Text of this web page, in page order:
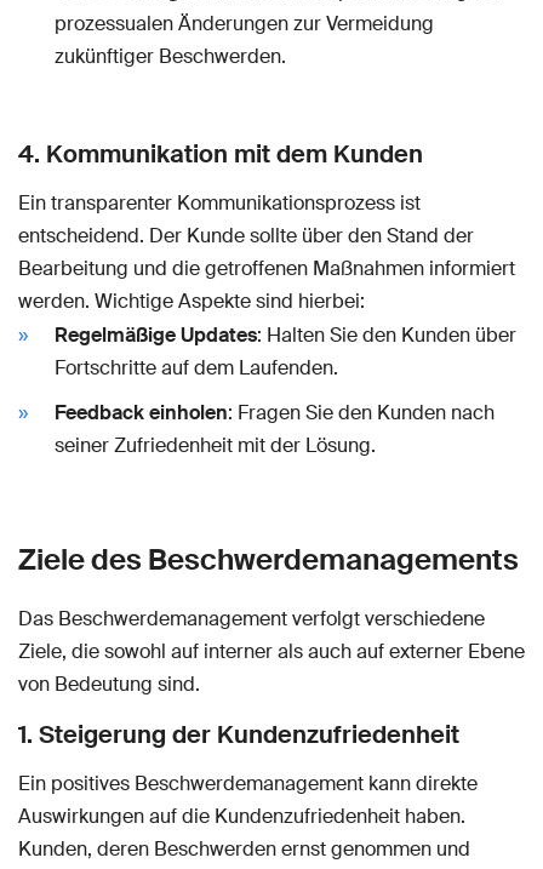
prozessualen Änderungen zur Vermeidung
zukünftiger Beschwerden.
4. Kommunikation mit dem Kunden
Ein transparenter Kommunikationsprozess ist
entscheidend. Der Kunde sollte über den Stand der
Bearbeitung und die getroffenen Maßnahmen informiert
werden. Wichtige Aspekte sind hierbei:
Regelmäßige Updates: Halten Sie den Kunden über
Fortschritte auf dem Laufenden.
Feedback einholen: Fragen Sie den Kunden nach
seiner Zufriedenheit mit der Lösung.
Ziele des Beschwerdemanagements
Das Beschwerdemanagement verfolgt verschiedene
Ziele, die sowohl auf interner als auch auf externer Ebene
von Bedeutung sind.
1. Steigerung der Kundenzufriedenheit
Ein positives Beschwerdemanagement kann direkte
Auswirkungen auf die Kundenzufriedenheit haben.
Kunden, deren Beschwerden ernst genommen und